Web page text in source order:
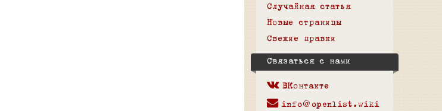
Случайная статья
Новые страницы
Свежие правки
Связаться с нами
ВКонтакте
info@openlist.wiki